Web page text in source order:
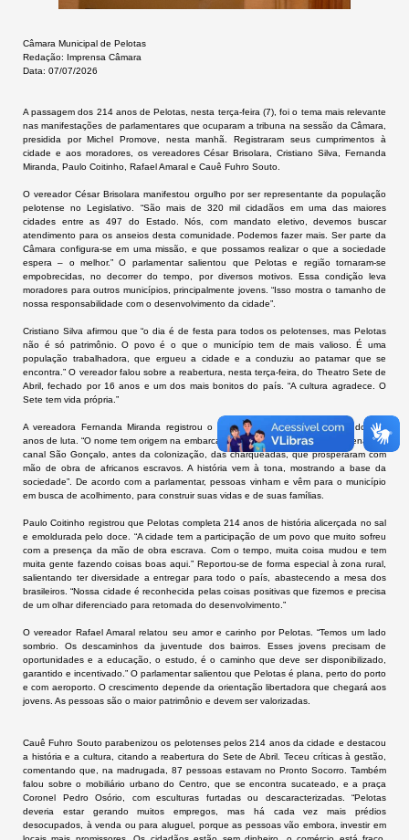
Câmara Municipal de Pelotas
Redação: Imprensa Câmara
Data: 07/07/2026
A passagem dos 214 anos de Pelotas, nesta terça-feira (7), foi o tema mais relevante
nas manifestações de parlamentares que ocuparam a tribuna na sessão da Câmara,
presidida por Michel Promove, nesta manhã. Registraram seus cumprimentos à
cidade e aos moradores, os vereadores César Brisolara, Cristiano Silva, Fernanda
Miranda, Paulo Coitinho, Rafael Amaral e Cauê Fuhro Souto.
O vereador César Brisolara manifestou orgulho por ser representante da população
pelotense no Legislativo. “São mais de 320 mil cidadãos em uma das maiores
cidades entre as 497 do Estado. Nós, com mandato eletivo, devemos buscar
atendimento para os anseios desta comunidade. Podemos fazer mais. Ser parte da
Câmara configura-se em uma missão, e que possamos realizar o que a sociedade
espera – o melhor.” O parlamentar salientou que Pelotas e região tornaram-se
empobrecidas, no decorrer do tempo, por diversos motivos. Essa condição leva
moradores para outros municípios, principalmente jovens. “Isso mostra o tamanho de
nossa responsabilidade com o desenvolvimento da cidade”.
Cristiano Silva afirmou que “o dia é de festa para todos os pelotenses, mas Pelotas
não é só patrimônio. O povo é o que o município tem de mais valioso. É uma
população trabalhadora, que ergueu a cidade e a conduziu ao patamar que se
encontra.” O vereador falou sobre a reabertura, nesta terça-feira, do Theatro Sete de
Abril, fechado por 16 anos e um dos mais bonitos do país. “A cultura agradece. O
Sete tem vida própria.”
A vereadora Fernanda Miranda registrou o aniversário de Pelotas lembrando dos
anos de luta. “O nome tem origem na embarcação – pelota – usada por indígenas no
canal São Gonçalo, antes da colonização, das charqueadas, que prosperaram com
mão de obra de africanos escravos. A história vem à tona, mostrando a base da
sociedade”. De acordo com a parlamentar, pessoas vinham e vêm para o município
em busca de acolhimento, para construir suas vidas e de suas famílias.
Paulo Coitinho registrou que Pelotas completa 214 anos de história alicerçada no sal
e emoldurada pelo doce. “A cidade tem a participação de um povo que muito sofreu
com a presença da mão de obra escrava. Com o tempo, muita coisa mudou e tem
muita gente fazendo coisas boas aqui.” Reportou-se de forma especial à zona rural,
salientando ter diversidade a entregar para todo o país, abastecendo a mesa dos
brasileiros. “Nossa cidade é reconhecida pelas coisas positivas que fizemos e precisa
de um olhar diferenciado para retomada do desenvolvimento.”
O vereador Rafael Amaral relatou seu amor e carinho por Pelotas. “Temos um lado
sombrio. Os descaminhos da juventude dos bairros. Esses jovens precisam de
oportunidades e a educação, o estudo, é o caminho que deve ser disponibilizado,
garantido e incentivado.” O parlamentar salientou que Pelotas é plana, perto do porto
e com aeroporto. O crescimento depende da orientação libertadora que chegará aos
jovens. As pessoas são o maior patrimônio e devem ser valorizadas.
Cauê Fuhro Souto parabenizou os pelotenses pelos 214 anos da cidade e destacou
a história e a cultura, citando a reabertura do Sete de Abril. Teceu críticas à gestão,
comentando que, na madrugada, 87 pessoas estavam no Pronto Socorro. Também
falou sobre o mobiliário urbano do Centro, que se encontra sucateado, e a praça
Coronel Pedro Osório, com esculturas furtadas ou descaracterizadas. “Pelotas
deveria estar gerando muitos empregos, mas há cada vez mais prédios
desocupados, à venda ou para aluguel, porque as pessoas vão embora, investir em